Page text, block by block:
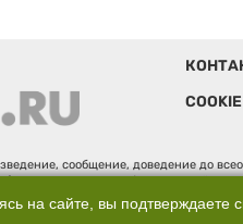
COOKIE
сообщение, доведение до
зарегистрировано Федеральной
с ограниченной
обл., г. Екатеринбург, ул. Бориса
на сайте, вы подтверждаете